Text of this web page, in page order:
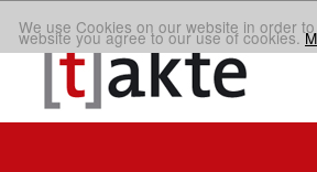
We use Cookies on our website in order
website you agree to our use of cookies.